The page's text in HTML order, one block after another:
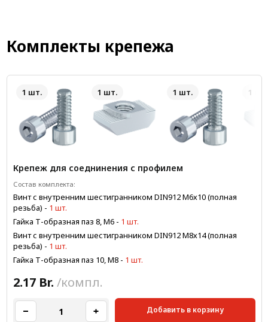
Комплекты крепежа
1 шт. 1 шт. 1 шт. 1 шт.
Крепеж для соеднинения с профилем
Состав комплекта:
Винт с внутренним шестигранником DIN912 М6х10 (полная
резьба) - 1 шт.
Гайка Т-образная паз 8, М6- 1 шт.
Винт с внутренним шестигранником DIN912 М8х14 (полная
резьба) - 1 шт.
Гайка Т-образная паз 10, М8- 1 шт.
2.17 Br. /компл.
Добавить в корзину